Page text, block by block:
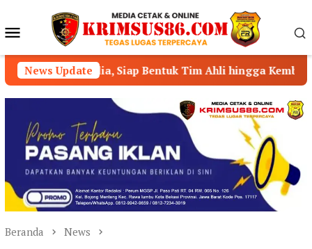
konten Menu
Mobile
News Update
Bentuk Tim Ahli hingga Kembangkan Aplikasi
Beranda News